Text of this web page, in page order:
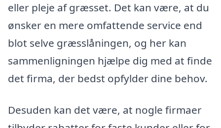
eller pleje af græsset. Det kan være, at du
ønsker en mere omfattende service end
blot selve græsslåningen, og her kan
sammenligningen hjælpe dig med at finde
det firma, der bedst opfylder dine behov.
Desuden kan det være, at nogle firmaer